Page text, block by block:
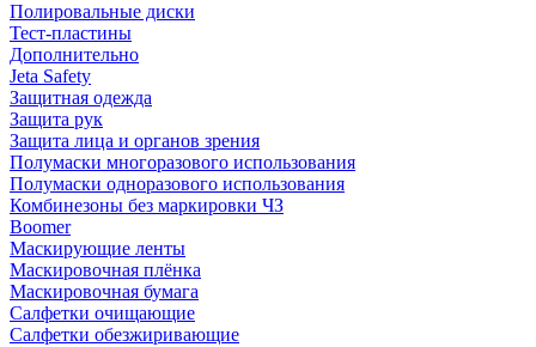
Полировальные диски
Тест-пластины
Дополнительно
Jeta Safety
Защитная одежда
Защита рук
Защита лица и органов зрения
Полумаски многоразового использования
Полумаски одноразового использования
Комбинезоны без маркировки ЧЗ
Boomer
Маскирующие ленты
Маскировочная плёнка
Маскировочная бумага
Салфетки очищающие
Салфетки обезжиривающие